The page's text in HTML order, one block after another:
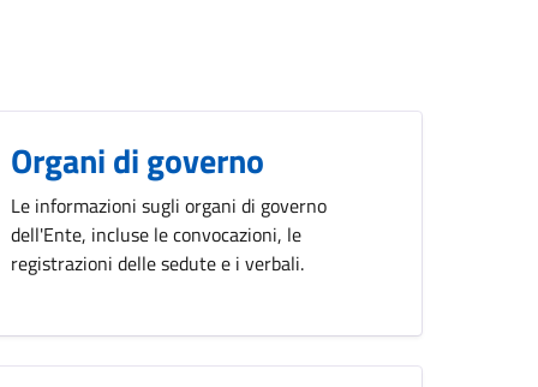
Organi di governo
Le informazioni sugli organi di governo
dell'Ente, incluse le convocazioni, le
registrazioni delle sedute e i verbali.